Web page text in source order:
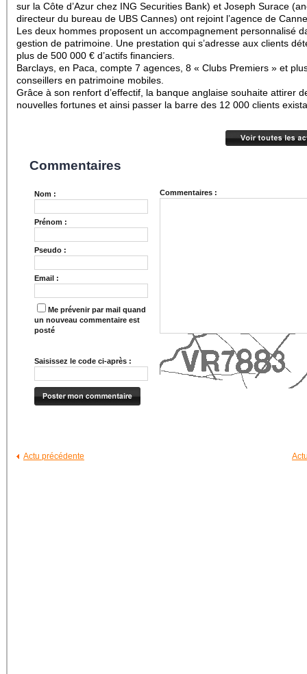
sur la Côte d’Azur chez ING Securities Bank) et Joseph Surace
directeur du bureau de UBS Cannes) ont rejoint l’agence de
Les deux hommes proposent un accompagnement personnalisé
gestion de patrimoine. Une prestation qui s’adresse aux clients
plus de 500 000 € d’actifs financiers.
Barclays, en Paca, compte 7 agences, 8 « Clubs Premiers » et
conseillers en patrimoine mobiles.
Grâce à son renfort d’effectif, la banque anglaise souhaite attirer
nouvelles fortunes et ainsi passer la barre des 12 000 clients
Commentaires
Nom :
Prénom :
Pseudo :
Email :
Me prévenir par mail quand
un nouveau commentaire est
posté
Saisissez le code ci-après :
Commentaires :
Actu précédente